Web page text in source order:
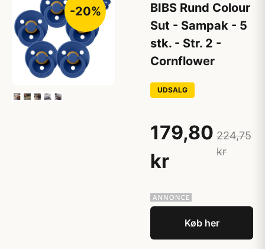
-20%
BIBS Rund Colour
Sut - Sampak - 5
stk. - Str. 2 -
Cornflower
UDSALG
179,80
kr
224,75
kr
Køb her